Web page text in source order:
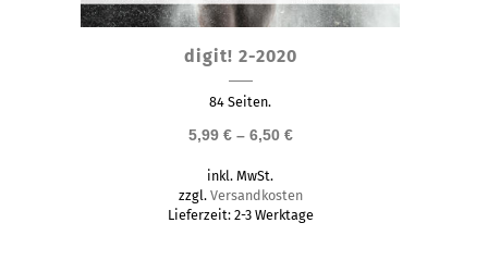
digit! 2-2020
84 Seiten.
5,99 €– 6,50 €
inkl. MwSt.
zzgl. Versandkosten
Lieferzeit: 2-3 Werktage